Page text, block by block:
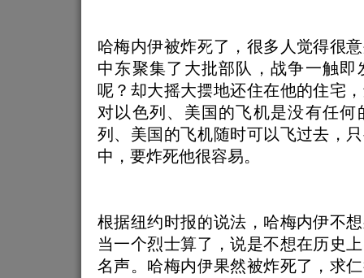
哈梅内伊被炸死了，很多人觉得很
中东聚集了大批部队，战争一触即
呢？却大摇大摆地还住在他的住宅
对以色列、美国的飞机是没有任何
列、美国的飞机随时可以飞过去，
中，要炸死他很容易。
根据纽约时报的说法，哈梅内伊不
当一个烈士算了，说是不想在历史
名声。哈梅内伊果然被炸死了，求